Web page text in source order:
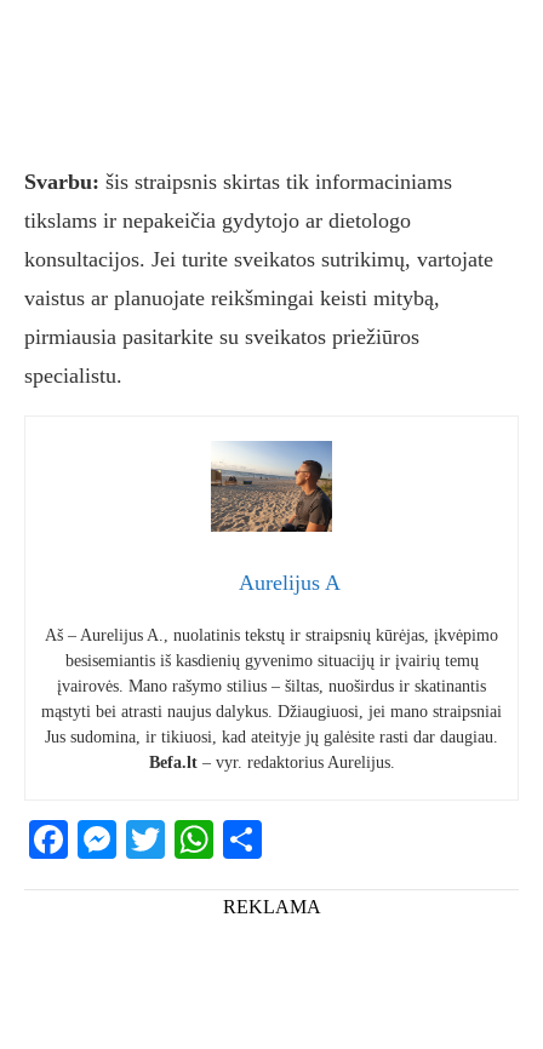
Svarbu: šis straipsnis skirtas tik informaciniams
tikslams ir nepakeičia gydytojo ar dietologo
konsultacijos. Jei turite sveikatos sutrikimų, vartojate
vaistus ar planuojate reikšmingai keisti mitybą,
pirmiausia pasitarkite su sveikatos priežiūros
specialistu.
Aurelijus A
Aš – Aurelijus A., nuolatinis tekstų ir straipsnių kūrėjas, įkvėpimo
besisemiantis iš kasdienių gyvenimo situacijų ir įvairių temų
įvairovės. Mano rašymo stilius – šiltas, nuoširdus ir skatinantis
mąstyti bei atrasti naujus dalykus. Džiaugiuosi, jei mano straipsniai
Jus sudomina, ir tikiuosi, kad ateityje jų galėsite rasti dar daugiau.
Befa.lt– vyr. redaktorius Aurelijus.
Facebook
Messenger
TwitterWhatsApp
REKLAMA